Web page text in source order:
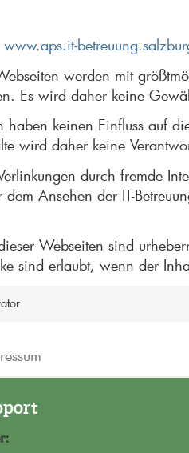
www.aps.it-
werden mit
Es wird daher keine
haben keinen Einfluss auf
wird daher keine
durch fremde
dem Ansehen der IT-
Webseiten sind
sind erlaubt, wenn der